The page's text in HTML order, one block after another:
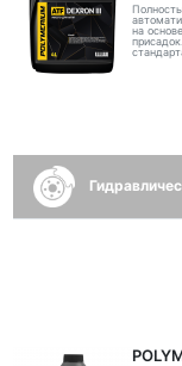
на